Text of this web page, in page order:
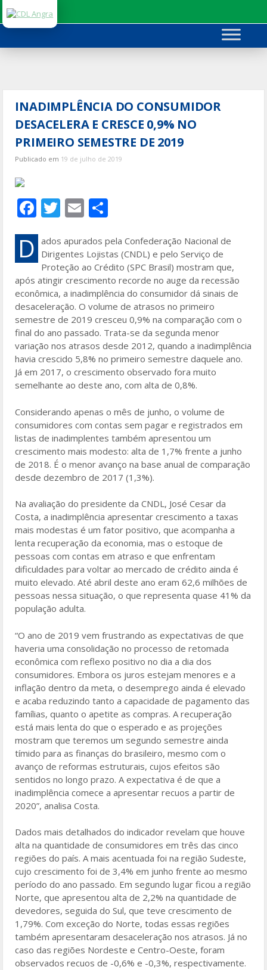
para
conteúdo
INADIMPLÊNCIA DO CONSUMIDOR
DESACELERA E CRESCE 0,9% NO
PRIMEIRO SEMESTRE DE 2019
Publicado em 19 de julho de 2019
F
ac
e
b
o
o
k
T
w
itt
er
E
m
ai
l
ar
e
D
ados apurados pela Confederação Nacional de
Dirigentes Lojistas (CNDL) e pelo Serviço de
Proteção ao Crédito (SPC Brasil) mostram que,
após atingir crescimento recorde no auge da recessão
econômica, a inadimplência do consumidor dá sinais de
desaceleração. O volume de atrasos no primeiro
semestre de 2019 cresceu 0,9% na comparação com o
final do ano passado. Trata-se da segunda menor
variação nos atrasos desde 2012, quando a inadimplência
havia crescido 5,8% no primeiro semestre daquele ano.
Já em 2017, o crescimento observado fora muito
semelhante ao deste ano, com alta de 0,8%.
Considerando apenas o mês de junho, o volume de
consumidores com contas sem pagar e registrados em
listas de inadimplentes também apresentou um
crescimento mais modesto: alta de 1,7% frente a junho
de 2018. É o menor avanço na base anual de comparação
desde dezembro de 2017 (1,3%).
Na avaliação do presidente da CNDL, José Cesar da
Costa, a inadimplência apresentar crescimento a taxas
mais modestas é um fator positivo, que acompanha a
lenta recuperação da economia, mas o estoque de
pessoas com contas em atraso e que enfrentam
dificuldades para voltar ao mercado de crédito ainda é
muito elevado. Até abril deste ano eram 62,6 milhões de
pessoas nessa situação, o que representa quase 41% da
população adulta.
“O ano de 2019 vem frustrando as expectativas de que
haveria uma consolidação no processo de retomada
econômica com reflexo positivo no dia a dia dos
consumidores. Embora os juros estejam menores e a
inflação dentro da meta, o desemprego ainda é elevado
e acaba reduzindo tanto a capacidade de pagamento das
famílias, quanto o apetite as compras. A recuperação
está mais lenta do que o esperado e as projeções
mostram que teremos um segundo semestre ainda
tímido para as finanças do brasileiro, mesmo com o
avanço de reformas estruturais, cujos efeitos são
sentidos no longo prazo. A expectativa é de que a
inadimplência comece a apresentar recuos a partir de
2020”, analisa Costa.
Dados mais detalhados do indicador revelam que houve
alta na quantidade de consumidores em três das cinco
regiões do país. A mais acentuada foi na região Sudeste,
cujo crescimento foi de 3,4% em junho frente ao mesmo
período do ano passado. Em segundo lugar ficou a região
Norte, que apresentou alta de 2,2% na quantidade de
devedores, seguida do Sul, que teve crescimento de
1,79%. Com exceção do Norte, todas essas regiões
também apresentaram desaceleração nos atrasos. Já no
caso das regiões Nordeste e Centro-Oeste, foram
observados recuos de -0,6% e -0,3%, respectivamente.